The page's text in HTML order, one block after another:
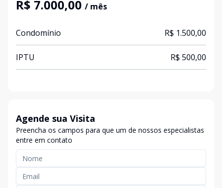
R$ 7.000,00 / mês
Condomínio R$ 1.500,00
IPTU R$ 500,00
Agende sua Visita
Preencha os campos para que um de nossos especialistas
entre em contato